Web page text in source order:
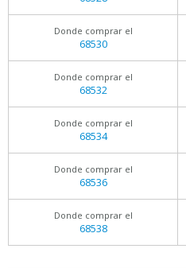
Donde comprar el
68530
Donde comprar el
68532
Donde comprar el
68534
Donde comprar el
68536
Donde comprar el
68538